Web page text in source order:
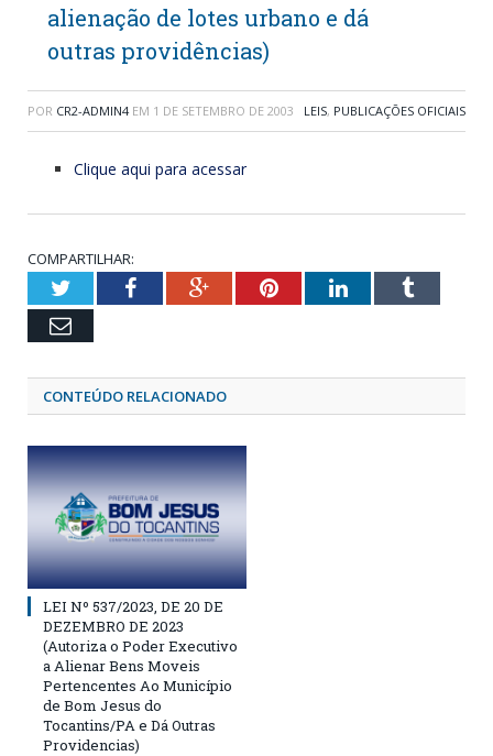
alienação de lotes urbano e dá
outras providências)
POR CR2-ADMIN4 EM 1 DE SETEMBRO DE 2003 LEIS, PUBLICAÇÕES OFICIAIS
Clique aqui para acessar
COMPARTILHAR:
TwitterFacebookGoogle+PinterestLinkedInTumblr
Email
CONTEÚDO RELACIONADO
LEI Nº 537/2023, DE 20 DE
DEZEMBRO DE 2023
(Autoriza o Poder Executivo
a Alienar Bens Moveis
Pertencentes Ao Município
de Bom Jesus do
Tocantins/PA e Dá Outras
Providencias)